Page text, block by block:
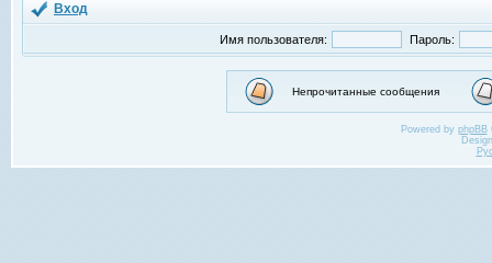
Вход
Имя пользователя: Пароль:
Непрочитанные сообщения
Powered by phpBB